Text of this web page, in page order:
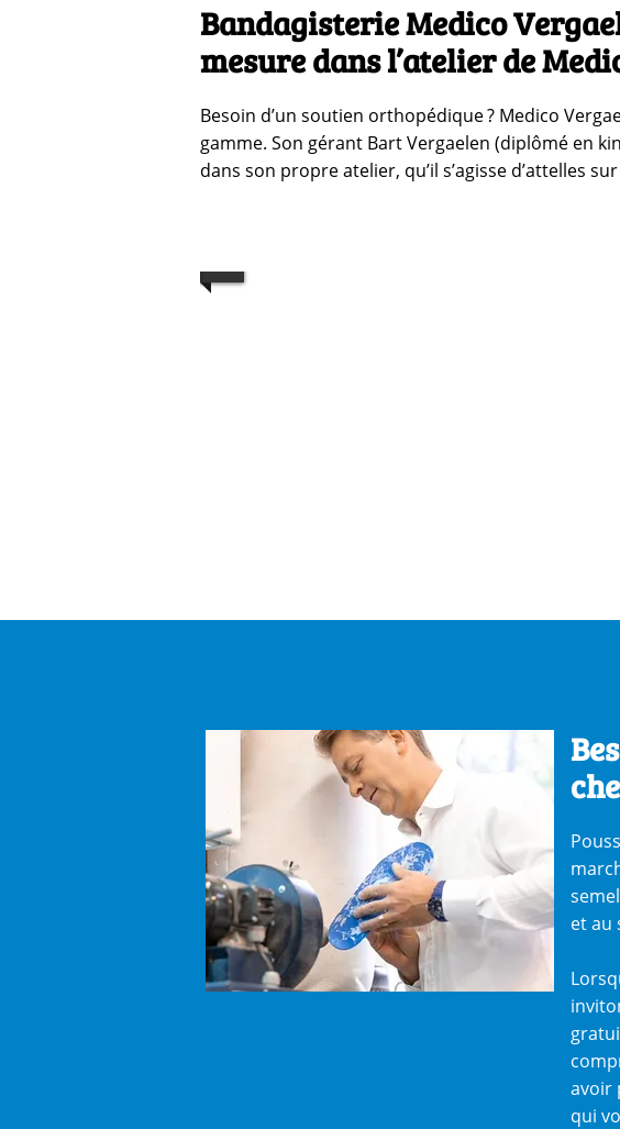
Bandagisterie Medico
mesure dans l’atelier de
Besoin d’un soutien orthopédique ? Medico
gamme. Son gérant Bart Vergaelen (diplômé en
dans son propre atelier, qu’il s’agisse d’attelles
et au
avoir
qui